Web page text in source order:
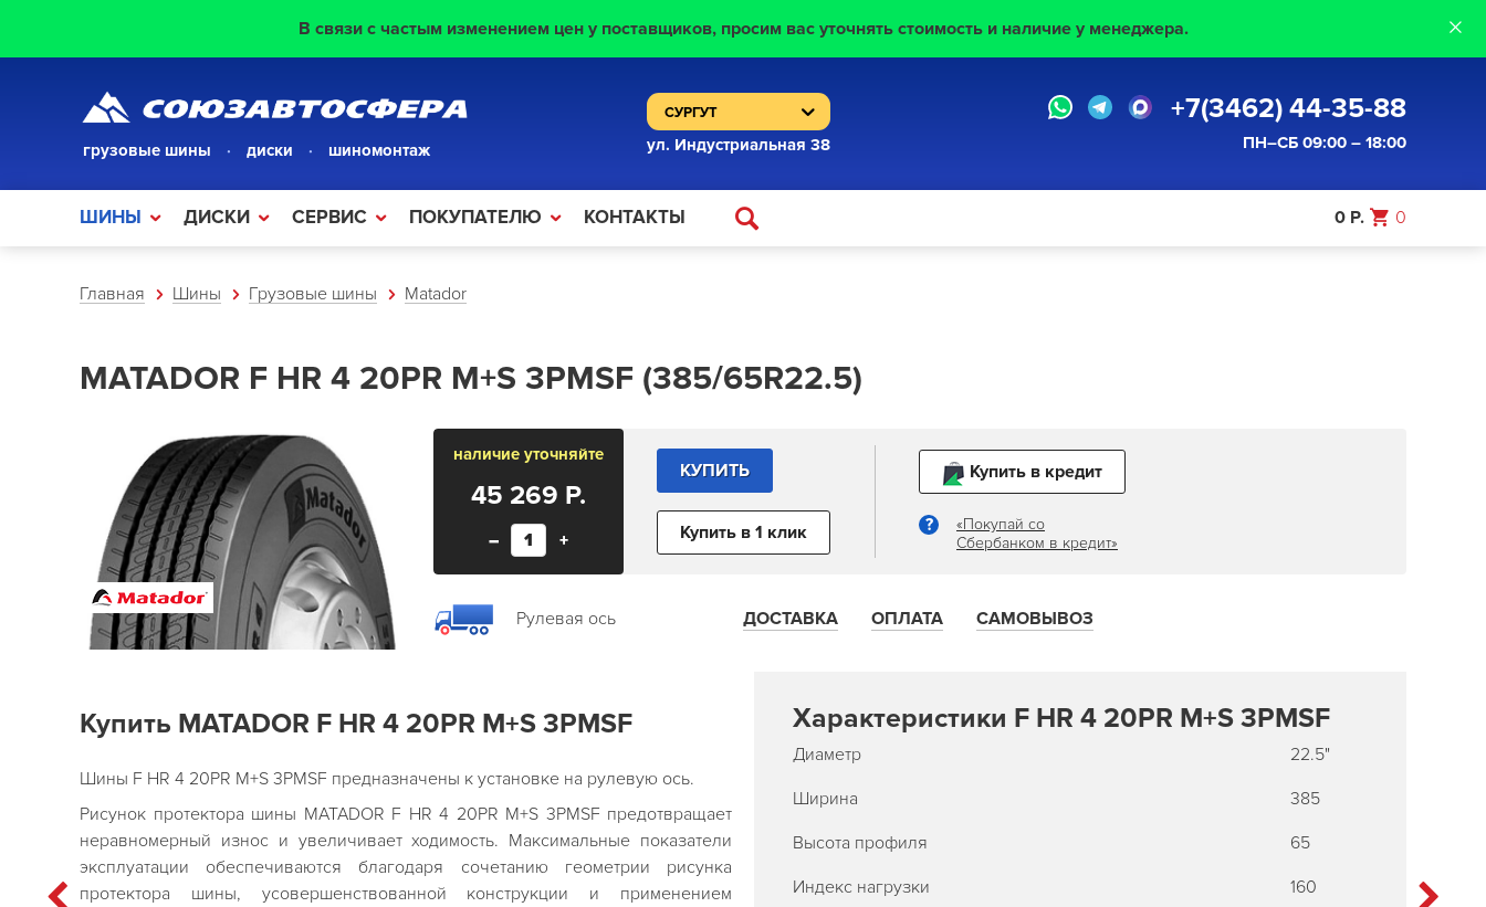
×
В связи с частым изменением цен у поставщиков, просим вас уточнять стоимость и наличие у менеджера.
грузовые шины · диски · шиномонтаж ул. Индустриальная 38
+7(3462) 44-35-88
ПН–CБ 09:00 – 18:00
0 Р. 0
ШИНЫ ДИСКИ CЕРВИС ПОКУПАТЕЛЮ КОНТАКТЫ
Главная Шины Грузовые шины Matador
MATADOR F HR 4 20PR M+S 3PMSF (385/65R22.5)
наличие уточняйте
45 269 Р.
– +
КУПИТЬ
Купить в 1 клик
Купить в кредит
«Покупай со
Сбербанком в кредит»
Рулевая ось ДОСТАВКА ОПЛАТА САМОВЫВОЗ
Купить MATADOR F HR 4 20PR M+S 3PMSF
Шины F HR 4 20PR M+S 3PMSF предназначены к установке на рулевую ось.
Рисунок протектора шины MATADOR F HR 4 20PR M+S 3PMSF предотвращает
неравномерный износ и увеличивает ходимость. Максимальные показатели
эксплуатации обеспечиваются благодаря сочетанию геометрии рисунка
протектора шины, усовершенствованной конструкции и применением
Характеристики F HR 4 20PR M+S 3PMSF
Диаметр
22.5"
Ширина
385
Высота профиля
65
Индекс нагрузки
160